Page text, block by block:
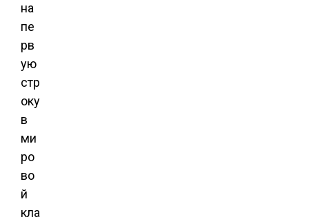
на
пе
рв
ую
стр
оку
в
ми
ро
во
й
кла